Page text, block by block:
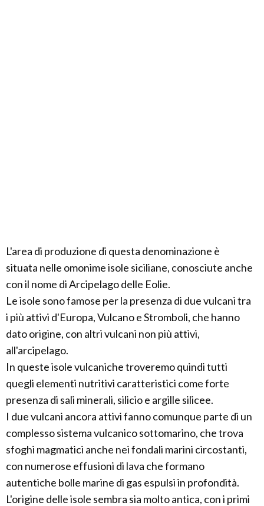
L'area di produzione di questa denominazione è
situata nelle omonime isole siciliane, conosciute anche
con il nome di Arcipelago delle Eolie.
Le isole sono famose per la presenza di due vulcani tra
i più attivi d'Europa, Vulcano e Stromboli, che hanno
dato origine, con altri vulcani non più attivi,
all'arcipelago.
In queste isole vulcaniche troveremo quindi tutti
quegli elementi nutritivi caratteristici come forte
presenza di sali minerali, silicio e argille silicee.
I due vulcani ancora attivi fanno comunque parte di un
complesso sistema vulcanico sottomarino, che trova
sfoghi magmatici anche nei fondali marini circostanti,
con numerose effusioni di lava che formano
autentiche bolle marine di gas espulsi in profondità.
L'origine delle isole sembra sia molto antica, con i primi